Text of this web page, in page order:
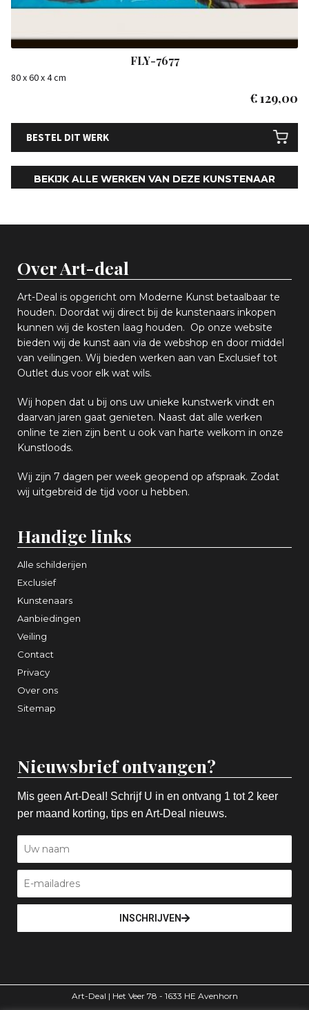
FLY-7677
80 x 60 x 4 cm
€129,00
BESTEL DIT WERK
BEKIJK ALLE WERKEN VAN DEZE KUNSTENAAR
Over Art-deal
Art-Deal is opgericht om Moderne Kunst betaalbaar te
houden. Doordat wij direct bij de kunstenaars inkopen
kunnen wij de kosten laag houden. Op onze website
bieden wij de kunst aan via de webshop en door middel
van veilingen. Wij bieden werken aan van Exclusief tot
Outlet dus voor elk wat wils.
Wij hopen dat u bij ons uw unieke kunstwerk vindt en
daarvan jaren gaat genieten. Naast dat alle werken
online te zien zijn bent u ook van harte welkom in onze
Kunstloods.
Wij zijn 7 dagen per week geopend op afspraak. Zodat
wij uitgebreid de tijd voor u hebben.
Handige links
Alle schilderijen
Exclusief
Kunstenaars
Aanbiedingen
Veiling
Contact
Privacy
Over ons
Sitemap
Nieuwsbrief ontvangen?
Mis geen Art-Deal! Schrijf U in en ontvang 1 tot 2 keer
per maand korting, tips en Art-Deal nieuws.
INSCHRIJVEN
Art-Deal | Het Veer 78 - 1633 HE Avenhorn